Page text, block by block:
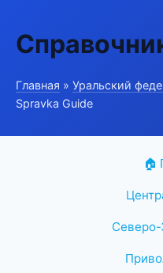
Главная » Уральский
Spravka Guide
🏠